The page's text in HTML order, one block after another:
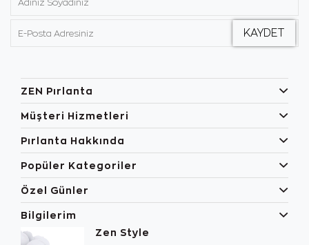
ZEN Pırlanta
Müşteri Hizmetleri
Pırlanta Hakkında
Popüler Kategoriler
Özel Günler
Bilgilerim
Zen Style